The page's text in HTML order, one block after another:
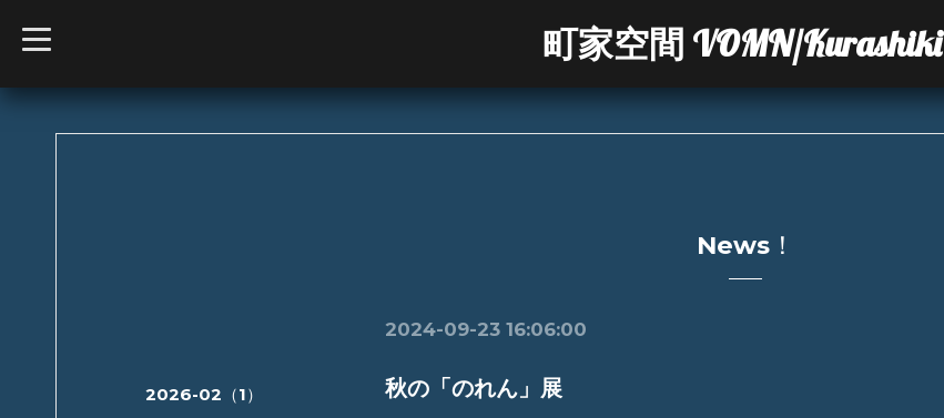
町家空間 VOMN/Kurashiki
t
o
News！
2024-09-23 16:06:00
秋の「のれん」展
2026-02（1）